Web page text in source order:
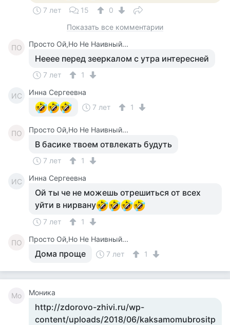
7 лет 15
0
Показать все комментарии
ПО Просто Ой,Но Не Наивный...
Нееее перед зееркалом с утра интересней
7 лет 1
ИС
Инна Сергеевна
7 лет
1
ПО Просто Ой,Но Не Наивный...
В басике твоем отвлекать будуть
7 лет 1
ИС Инна Сергеевна
Ой ты че не можешь отрешиться от всех
уйти в нирвану
7 лет 1
ПО Просто Ой,Но Не Наивный...
Дома проще 7 лет 1
Мо Моника
http://zdorovo-zhivi.ru/wp-
content/uploads/2018/06/kaksamomubrositp